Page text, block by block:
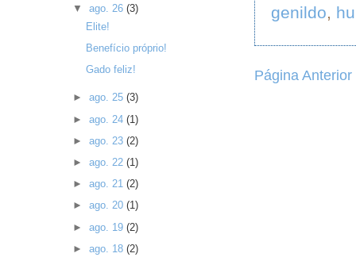
genildo,
Página Anterior
▼ ago. 26 (3)
Elite!
Benefício próprio!
Gado feliz!
► ago. 25 (3)
► ago. 24 (1)
► ago. 23 (2)
► ago. 22 (1)
► ago. 21 (2)
► ago. 20 (1)
► ago. 19 (2)
► ago. 18 (2)